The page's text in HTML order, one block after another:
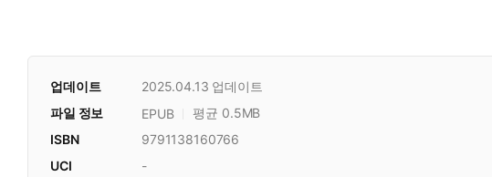
업데이트 2025.04.13 업데이트
파일 정보 EPUB
평균 0.5MB
ISBN
9791138160766
UCI
-